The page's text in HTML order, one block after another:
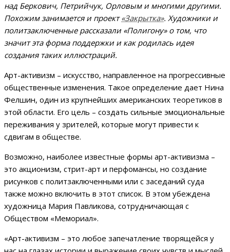
над Беркович, Петрийчук, Орловым и многими другими.
Похожим занимается и проект«Закрытка». Художники и
политзаключенные рассказали «Полигону» о том, что
значит эта форма поддержки и как родилась идея
создания таких иллюстраций.
Арт-активизм – искусство, направленное на прогрессивные
общественные изменения. Такое определение дает Нина
Фелшин, один из крупнейших американских теоретиков в
этой области. Его цель – создать сильные эмоциональные
переживания у зрителей, которые могут привести к
сдвигам в обществе.
Возможно, наиболее известные формы арт-активизма –
это акционизм, стрит-арт и перфомансы, но создание
рисунков с политзаключенными или с заседаний суда
также можно включить в этот список. В этом убеждена
художница Мария Павликова, сотрудничающая с
Обществом «Мемориал».
«Арт-активизм – это любое запечатление творящейся у